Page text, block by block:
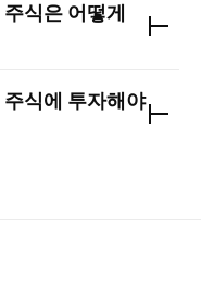
주식은 어떻게
주식에 투자해야